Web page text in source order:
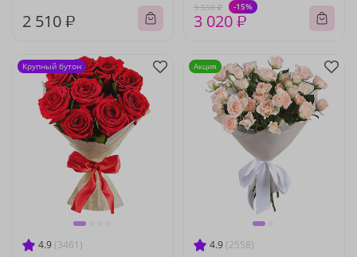
2 510 ₽
3 550 ₽ -15%
3 020 ₽
4.9 (3461)
Крупный бутон
4.9 (2558)
Акция